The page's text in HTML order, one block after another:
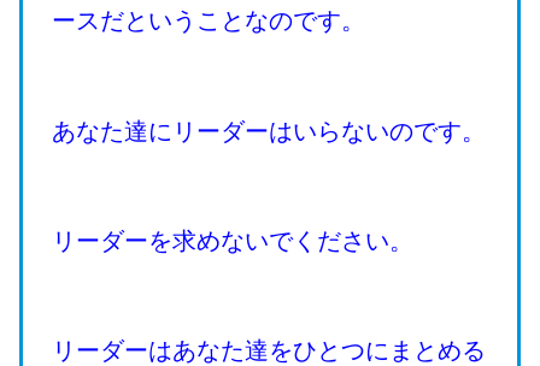
ースだということなのです。
あなた達にリーダーはいらないのです。
リーダーを求めないでください。
リーダーはあなた達をひとつにまとめる